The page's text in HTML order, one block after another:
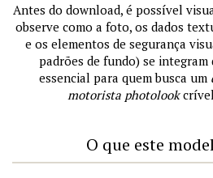
Antes do download, é possível
observe como a foto, os dados
e os elementos de segurança
padrões de fundo) se
essencial para quem busca um
motorista photolook
O que este